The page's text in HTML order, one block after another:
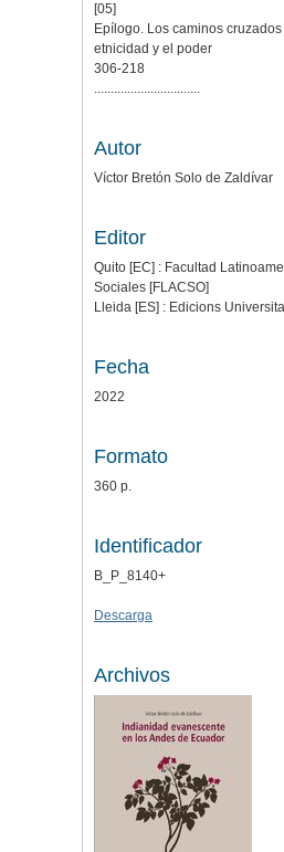
[05]
Epílogo. Los caminos
etnicidad y el poder
306-218
................................
Autor
Víctor Bretón Solo de Zaldívar
Editor
Quito [EC] : Facultad
Sociales [FLACSO]
Lleida [ES] : Edicions
Fecha
2022
Formato
360 p.
Identificador
B_P_8140+
Descarga
Archivos